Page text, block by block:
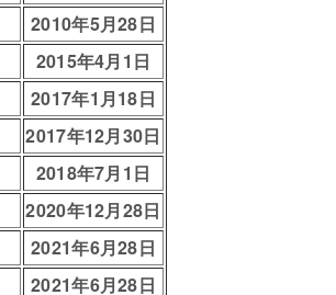
2010年5月28日
2015年4月1日
2017年1月18日
2017年12月30日
2018年7月1日
2020年12月28日
2021年6月28日
2021年6月28日